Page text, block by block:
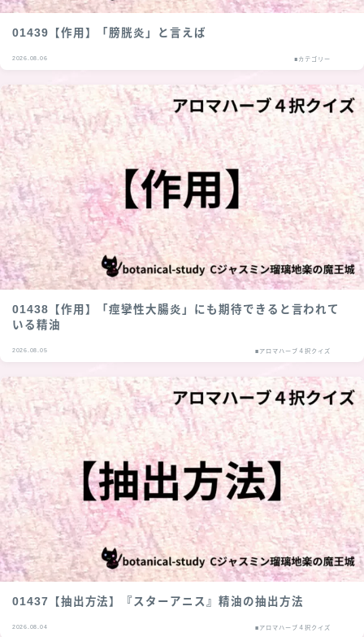
01439【作用】「膀胱炎」と言えば
2026.08.06 ■カテゴリー
01438【作用】「痙攣性大腸炎」にも期待できると言われて
いる精油
2026.08.05 ■アロマハーブ４択クイズ
01437【抽出方法】『スターアニス』精油の抽出方法
2026.08.04 ■アロマハーブ４択クイズ